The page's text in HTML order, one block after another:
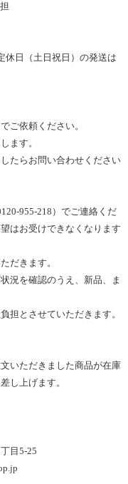
休日（土日祝日）の発送は
ご依頼ください。
ます。
たらお問い合わせください
955-218 ）でご連絡くだ
はお受けできなくなります
だきます。
況を確認のうえ 、新品、ま
担とさせていただきます。
いただきました商品が在庫
し上げます。
目 5-25